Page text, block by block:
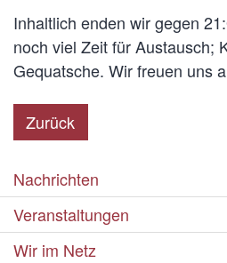
Inhaltlich enden wir gegen
noch viel Zeit für Austausch;
Gequatsche. Wir freuen uns
Zurück
Nachrichten
Veranstaltungen
Wir im Netz